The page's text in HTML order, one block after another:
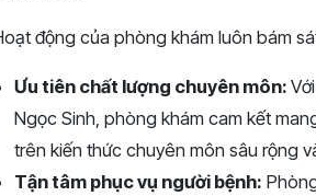
động của phòng khám luôn bám
Ưu tiên chất lượng chuyên môn:
Ngọc Sinh, phòng khám cam kết
trên kiến thức chuyên môn sâu rộng
Tận tâm phục vụ người bệnh: